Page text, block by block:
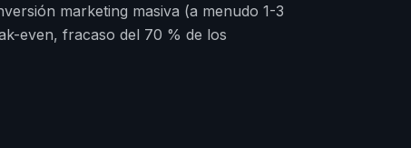
marketing masiva (a menudo 1-3
even, fracaso del 70 % de los